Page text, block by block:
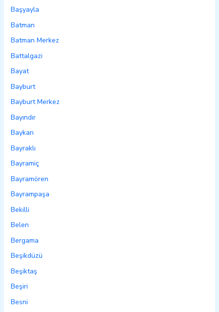
Başyayla
Batman
Batman Merkez
Battalgazi
Bayat
Bayburt
Bayburt Merkez
Bayındır
Baykan
Bayraklı
Bayramiç
Bayramören
Bayrampaşa
Bekilli
Belen
Bergama
Beşikdüzü
Beşiktaş
Beşiri
Besni